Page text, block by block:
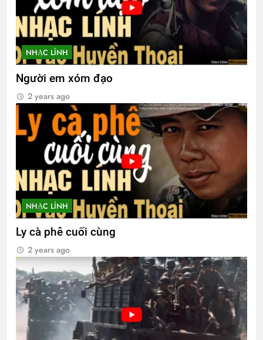
NHẠC LÍNH
Người em xóm đạo
2 years ago
NHẠC LÍNH
Ly cà phê cuối cùng
2 years ago